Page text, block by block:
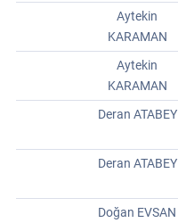
Aytekin
KARAMAN
Aytekin
KARAMAN
Deran ATABEY
Deran ATABEY
Doğan EVSAN